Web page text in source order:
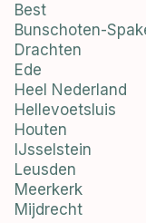
Best
Bunschoten-
Drachten
Ede
Heel Nederland
Hellevoetsluis
Houten
IJsselstein
Leusden
Meerkerk
Mijdrecht